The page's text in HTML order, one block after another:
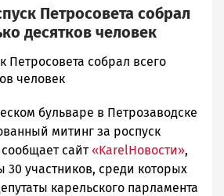
Петросовета собрал
десятков человек
Петросовета собрал всего
человек
бульваре в Петрозаводске
митинг за роспуск
сайт«KarelНовости»,
30 участников, среди которых
карельского парламента